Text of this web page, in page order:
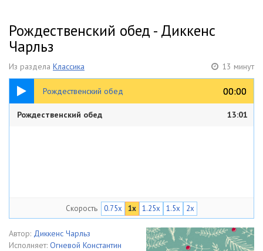
Рождественский обед - Диккенс
Чарльз
Из раздела Классика 13 минут
Рождественский обед 00:00
00:00
13:01
Рождественский обед 13:01
Скорость 0.75x 1x 1.25x 1.5x 2x
Автор: Диккенс Чарльз
Исполняет: Огневой Константин